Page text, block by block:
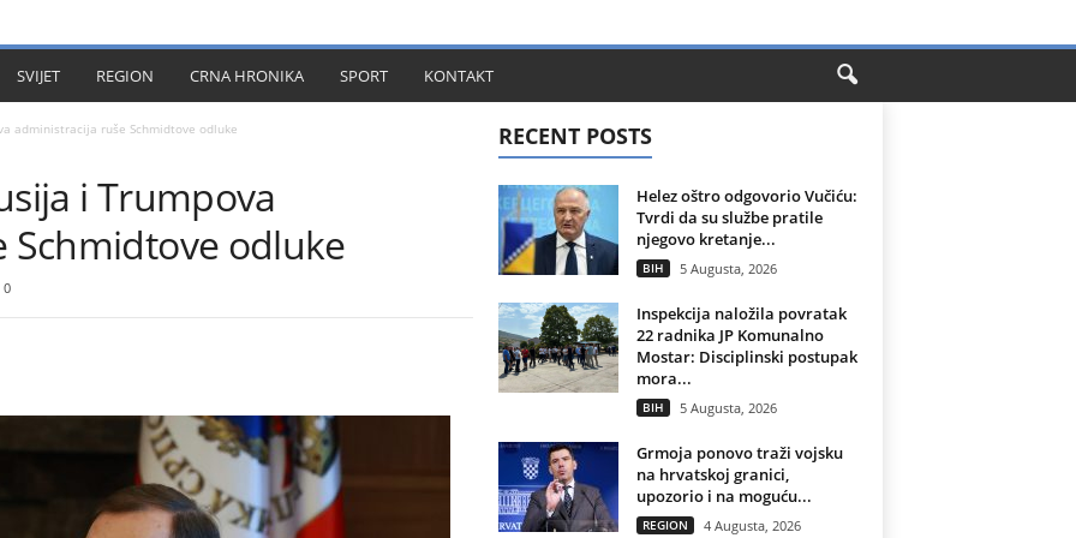
SVIJET REGION CRNA HRONIKA SPORT KONTAKT
administracija ruše Schmidtove odluke
i Trumpova
odluke
0
RECENT POSTS
Helez oštro odgovorio Vučiću:
Tvrdi da su službe pratile
njegovo kretanje...
BIH 5 Augusta, 2026
Inspekcija naložila povratak
22 radnika JP Komunalno
Mostar: Disciplinski postupak
mora...
BIH 5 Augusta, 2026
Grmoja ponovo traži vojsku
na hrvatskoj granici,
upozorio i na moguću...
REGION 4 Augusta, 2026